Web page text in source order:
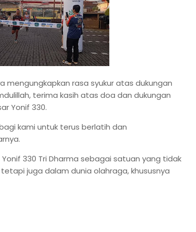
mengungkapkan rasa syukur atas dukungan
terima kasih atas doa dan dukungan
Yonif 330.
kami untuk terus berlatih dan
330 Tri Dharma sebagai satuan yang tidak
juga dalam dunia olahraga, khususnya